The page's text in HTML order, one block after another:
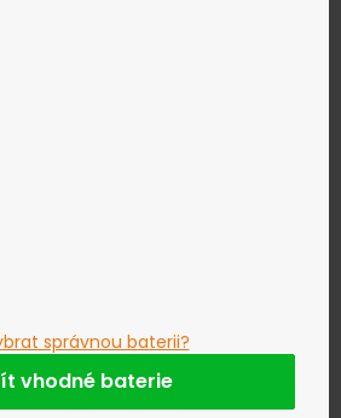
správnou baterii?
vhodné baterie